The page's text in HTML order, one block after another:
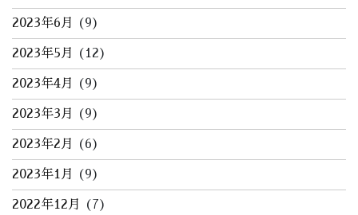
2023年6月 (9)
2023年5月 (12)
2023年4月 (9)
2023年3月 (9)
2023年2月 (6)
2023年1月 (9)
2022年12月 (7)